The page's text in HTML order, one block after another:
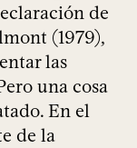
de
(1979),
las
una cosa
En el
de la